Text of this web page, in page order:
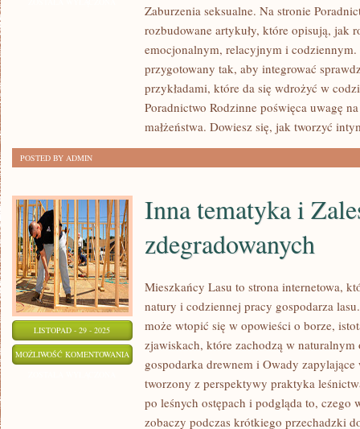
Zaburzenia seksualne. Na stronie
rozbudowane artykuły, które opisują, jak
emocjonalnym, relacyjnym i codziennym.
przygotowany tak, aby integrować
przykładami, które da się wdrożyć w
Poradnictwo Rodzinne poświęca uwagę
małżeństwa. Dowiesz się, jak tworzyć
POSTED BY ADMIN
LISTOPAD - 29 - 2025
MOŻLIWOŚĆ KOMENTOWANIA
TEMATYKA
Inna tematyka i
zdegradowanych
Mieszkańcy Lasu to strona internetowa,
natury i codziennej pracy gospodarza
może wtopić się w opowieści o borze,
zjawiskach, które zachodzą w
gospodarka drewnem i Owady zapylające
tworzony z perspektywy praktyka
po leśnych ostępach i podgląda to, czego
zobaczy podczas krótkiego przechadzki